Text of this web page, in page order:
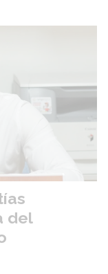
del